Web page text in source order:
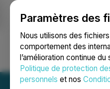
Paramètres des
Nous utilisons des
comportement des
l’amélioration continue
Politique de protection
personnels et nos
Ouvrir une session